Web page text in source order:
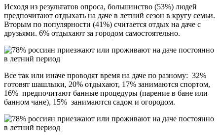
Исходя из результатов опроса, большинство (53%) людей
предпочитают отдыхать на даче в летний сезон в кругу семьи.
Вторым по популярности (41%) считается отдых на даче с
друзьями. 6% отдыхают за городом самостоятельно.
Все так или иначе проводят время на даче по разному: 32%
готовят шашлыки, 20% отдыхают, 17% занимаются спортом,
16% предпочитают банные процедуры (парение в бане или
банном чане), 15% занимаются садом и огородом.